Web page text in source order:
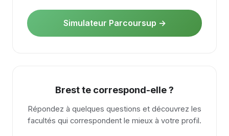
Simulateur Parcoursup →
Brest te correspond-elle ?
Répondez à quelques questions et découvrez les
facultés qui correspondent le mieux à votre profil.